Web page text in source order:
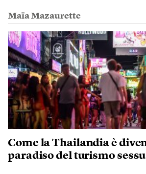
Maïa Mazaurette
Come la Thailandia è
paradiso del turismo